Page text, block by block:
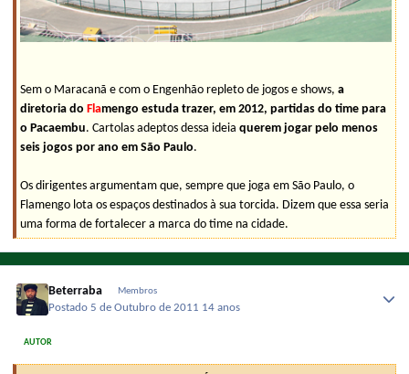
Sem o Maracanã e com o Engenhão repleto de jogos e shows, a
diretoria do Flamengo estuda trazer, em 2012, partidas do time para
o Pacaembu. Cartolas adeptos dessa ideia querem jogar pelo menos
seis jogos por ano em São Paulo.
Os dirigentes argumentam que, sempre que joga em São Paulo, o
Flamengo lota os espaços destinados à sua torcida. Dizem que essa seria
uma forma de fortalecer a marca do time na cidade.
Beterraba Membros
Postado 5 de Outubro de 2011 14 anos
AUTOR